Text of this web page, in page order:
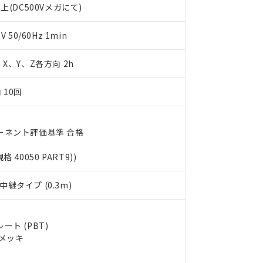
(DC500Vメガにて)
50/60Hz 1min
、Y、Z各方向 2h
10回
ネント評価基準 合格
格 40050 PART9))
継タイプ (0.3m)
ート (PBT)
ッキ
ます。
質）の非含有証明書
書（当社基準）
点で非含有を証明するもので、過去に遡って非含有を証明するも
欄に対応日を記載しておりました。
への在庫切替を完了していることから、特段のことがない限り、